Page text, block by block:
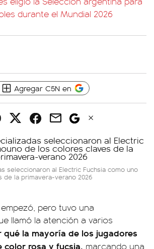
durante el Mundial 2026
Agregar C5N en
seleccionaron al Electric Fuchsia como uno
la primavera-verano 2026
empezó, pero tuvo una
llamó la atención a varios
qué la mayoría de los jugadores
color rosa y fucsia, marcando una